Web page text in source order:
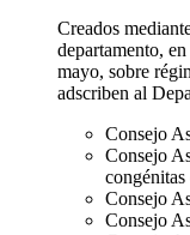
Creados
departamento,
mayo, sobre
adscriben al
Consejo
Consejo
Consejo
Consejo